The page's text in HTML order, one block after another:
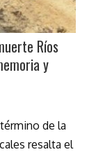
Ríos
y
de la
resalta el